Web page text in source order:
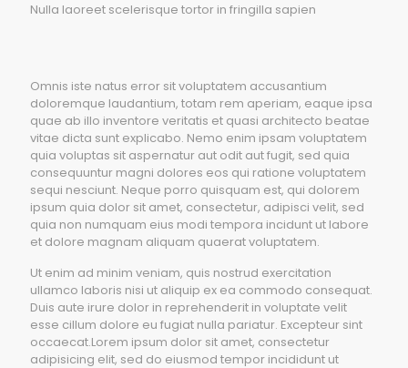
Nulla laoreet scelerisque tortor in fringilla sapien
Omnis iste natus error sit voluptatem accusantium
doloremque laudantium, totam rem aperiam, eaque ipsa
quae ab illo inventore veritatis et quasi architecto beatae
vitae dicta sunt explicabo. Nemo enim ipsam voluptatem
quia voluptas sit aspernatur aut odit aut fugit, sed quia
consequuntur magni dolores eos qui ratione voluptatem
sequi nesciunt. Neque porro quisquam est, qui dolorem
ipsum quia dolor sit amet, consectetur, adipisci velit, sed
quia non numquam eius modi tempora incidunt ut labore
et dolore magnam aliquam quaerat voluptatem.
Ut enim ad minim veniam, quis nostrud exercitation
ullamco laboris nisi ut aliquip ex ea commodo consequat.
Duis aute irure dolor in reprehenderit in voluptate velit
esse cillum dolore eu fugiat nulla pariatur. Excepteur sint
occaecat.Lorem ipsum dolor sit amet, consectetur
adipisicing elit, sed do eiusmod tempor incididunt ut